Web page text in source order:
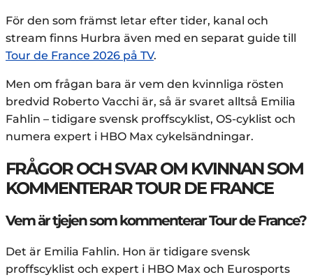
För den som främst letar efter tider, kanal och
stream finns Hurbra även med en separat guide till
Tour de France 2026 på TV.
Men om frågan bara är vem den kvinnliga rösten
bredvid Roberto Vacchi är, så är svaret alltså Emilia
Fahlin – tidigare svensk proffscyklist, OS-cyklist och
numera expert i HBO Max cykelsändningar.
FRÅGOR OCH SVAR OM KVINNAN SOM
KOMMENTERAR TOUR DE FRANCE
Vem är tjejen som kommenterar Tour de France?
Det är Emilia Fahlin. Hon är tidigare svensk
proffscyklist och expert i HBO Max och Eurosports